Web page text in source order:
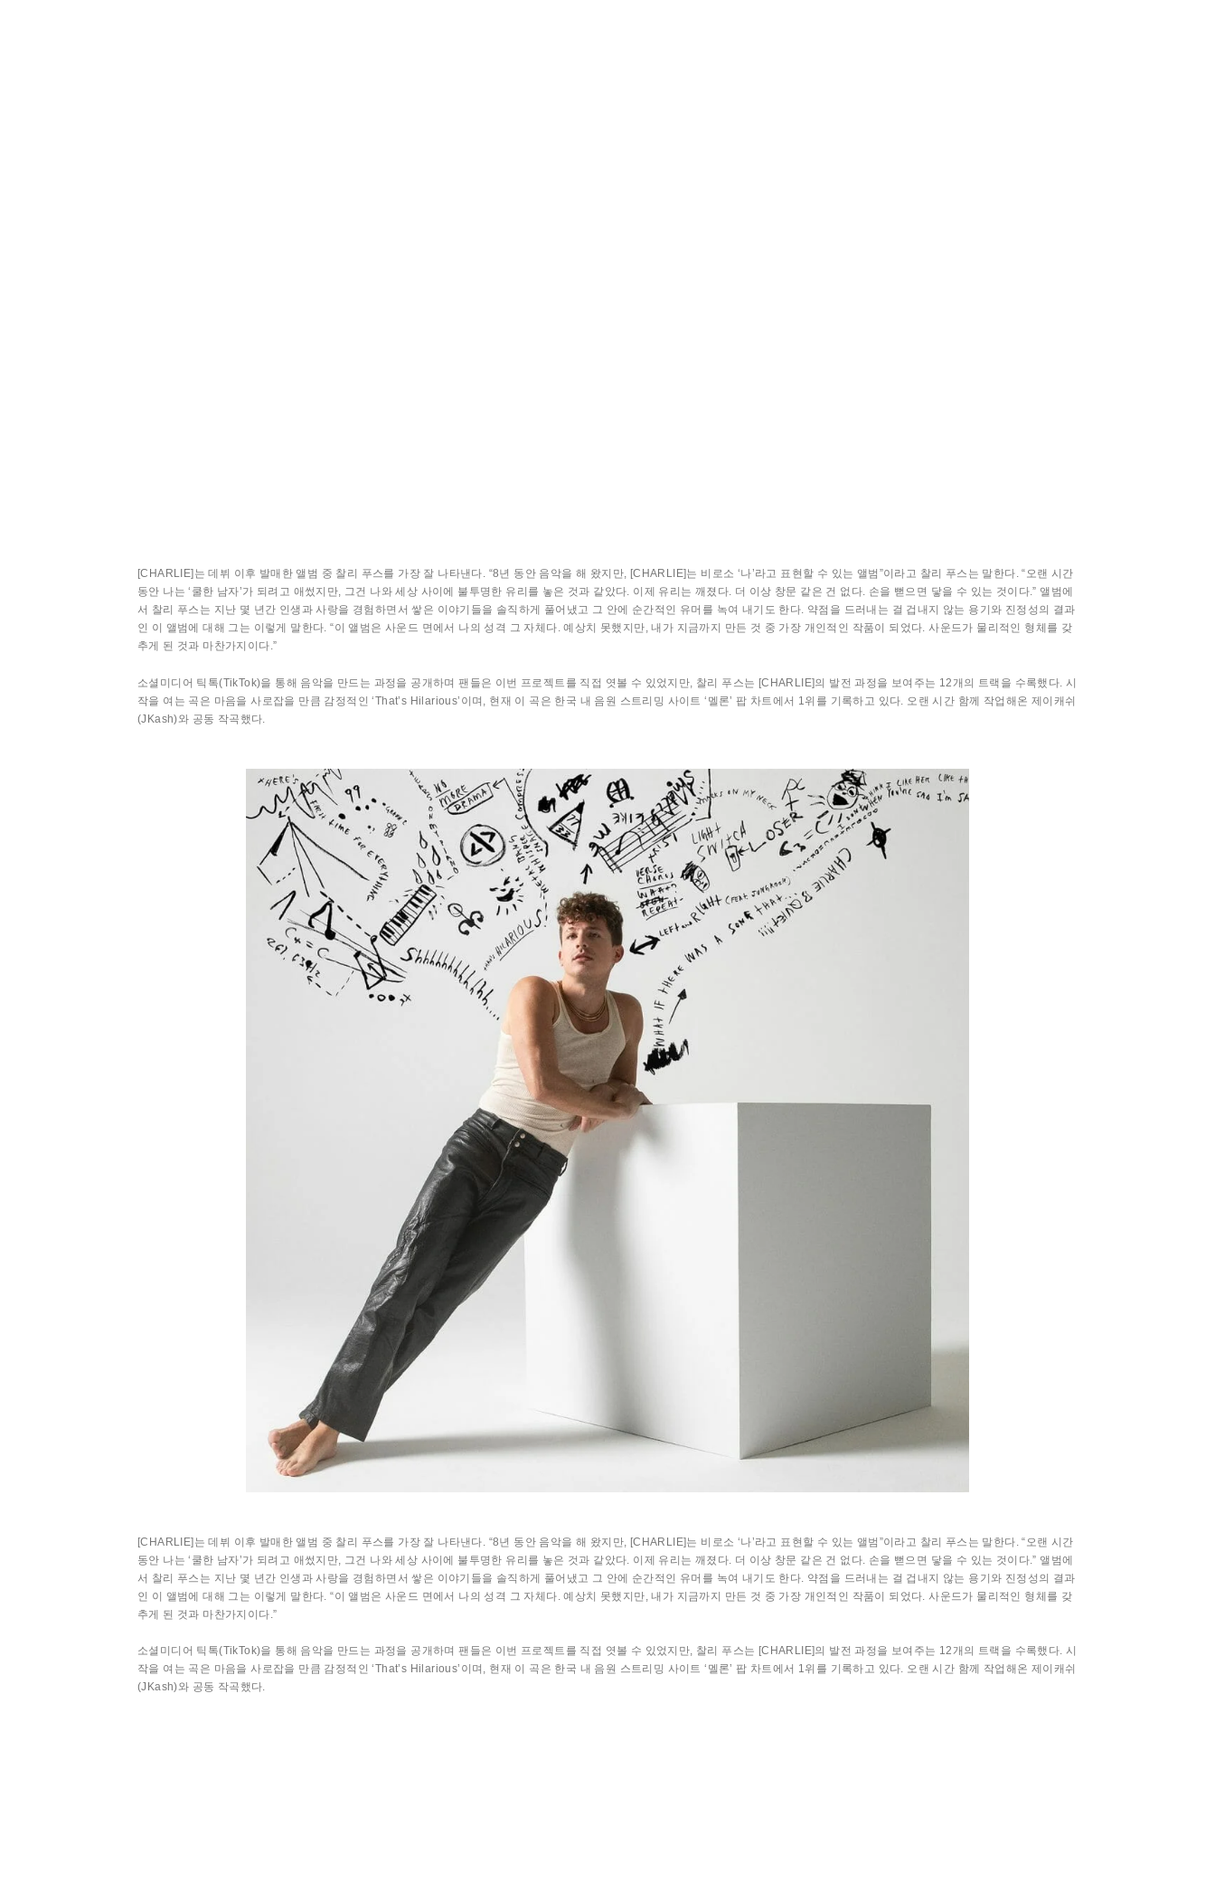
[CHARLIE]는 데뷔 이후 발매한 앨범 중 찰리 푸스를 가장 잘 나타낸다. “8년 동안 음악을 해 왔지만, [CHARLIE]는 비로소 ‘나’라고 표현할 수 있는 앨범”이라고 찰리 푸스는 말한다. “오랜 시간
동안 나는 ‘쿨한 남자’가 되려고 애썼지만, 그건 나와 세상 사이에 불투명한 유리를 놓은 것과 같았다. 이제 유리는 깨졌다. 더 이상 창문 같은 건 없다. 손을 뻗으면 닿을 수 있는 것이다.” 앨범에
서 찰리 푸스는 지난 몇 년간 인생과 사랑을 경험하면서 쌓은 이야기들을 솔직하게 풀어냈고 그 안에 순간적인 유머를 녹여 내기도 한다. 약점을 드러내는 걸 겁내지 않는 용기와 진정성의 결과
인 이 앨범에 대해 그는 이렇게 말한다. “이 앨범은 사운드 면에서 나의 성격 그 자체다. 예상치 못했지만, 내가 지금까지 만든 것 중 가장 개인적인 작품이 되었다. 사운드가 물리적인 형체를 갖
추게 된 것과 마찬가지이다.”
소셜미디어 틱톡(TikTok)을 통해 음악을 만드는 과정을 공개하며 팬들은 이번 프로젝트를 직접 엿볼 수 있었지만, 찰리 푸스는 [CHARLIE]의 발전 과정을 보여주는 12개의 트랙을 수록했다. 시
작을 여는 곡은 마음을 사로잡을 만큼 감정적인 ‘That’s Hilarious’이며, 현재 이 곡은 한국 내 음원 스트리밍 사이트 ‘멜론’ 팝 차트에서 1위를 기록하고 있다. 오랜 시간 함께 작업해온 제이캐쉬
(JKash)와 공동 작곡했다.
[CHARLIE]는 데뷔 이후 발매한 앨범 중 찰리 푸스를 가장 잘 나타낸다. “8년 동안 음악을 해 왔지만, [CHARLIE]는 비로소 ‘나’라고 표현할 수 있는 앨범”이라고 찰리 푸스는 말한다. “오랜 시간
동안 나는 ‘쿨한 남자’가 되려고 애썼지만, 그건 나와 세상 사이에 불투명한 유리를 놓은 것과 같았다. 이제 유리는 깨졌다. 더 이상 창문 같은 건 없다. 손을 뻗으면 닿을 수 있는 것이다.” 앨범에
서 찰리 푸스는 지난 몇 년간 인생과 사랑을 경험하면서 쌓은 이야기들을 솔직하게 풀어냈고 그 안에 순간적인 유머를 녹여 내기도 한다. 약점을 드러내는 걸 겁내지 않는 용기와 진정성의 결과
인 이 앨범에 대해 그는 이렇게 말한다. “이 앨범은 사운드 면에서 나의 성격 그 자체다. 예상치 못했지만, 내가 지금까지 만든 것 중 가장 개인적인 작품이 되었다. 사운드가 물리적인 형체를 갖
추게 된 것과 마찬가지이다.”
소셜미디어 틱톡(TikTok)을 통해 음악을 만드는 과정을 공개하며 팬들은 이번 프로젝트를 직접 엿볼 수 있었지만, 찰리 푸스는 [CHARLIE]의 발전 과정을 보여주는 12개의 트랙을 수록했다. 시
작을 여는 곡은 마음을 사로잡을 만큼 감정적인 ‘That’s Hilarious’이며, 현재 이 곡은 한국 내 음원 스트리밍 사이트 ‘멜론’ 팝 차트에서 1위를 기록하고 있다. 오랜 시간 함께 작업해온 제이캐쉬
(JKash)와 공동 작곡했다.